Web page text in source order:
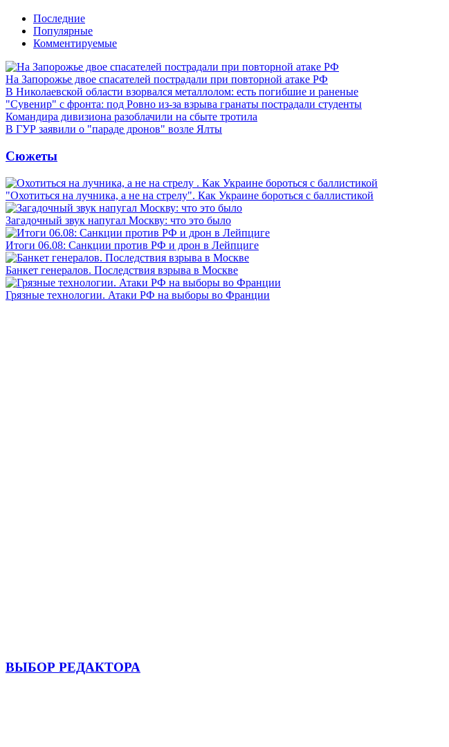
Последние
Популярные
Комментируемые
На Запорожье двое спасателей пострадали при повторной атаке РФ
В Николаевской области взорвался металлолом: есть погибшие и раненые
"Сувенир" с фронта: под Ровно из-за взрыва гранаты пострадали студенты
Командира дивизиона разоблачили на сбыте тротила
В ГУР заявили о "параде дронов" возле Ялты
Сюжеты
"Охотиться на лучника, а не на стрелу". Как Украине бороться с баллистикой
Загадочный звук напугал Москву: что это было
Итоги 06.08: Санкции против РФ и дрон в Лейпциге
Банкет генералов. Последствия взрыва в Москве
Грязные технологии. Атаки РФ на выборы во Франции
ВЫБОР РЕДАКТОРА